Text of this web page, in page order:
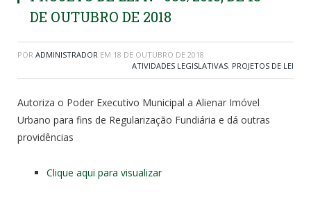
DE OUTUBRO DE 2018
POR ADMINISTRADOR EM 18 DE OUTUBRO DE 2018
ATIVIDADES LEGISLATIVAS, PROJETOS DE LEI
Autoriza o Poder Executivo Municipal a Alienar Imóvel
Urbano para fins de Regularização Fundiária e dá outras
providências
Clique aqui para visualizar